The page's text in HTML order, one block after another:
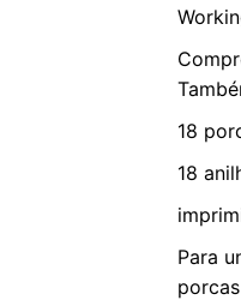
18
18
Para
porcas